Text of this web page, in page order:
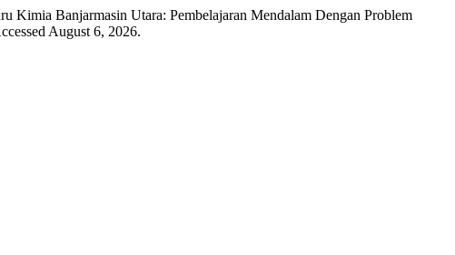
Banjarmasin Utara: Pembelajaran Mendalam Dengan Problem
August 6, 2026.